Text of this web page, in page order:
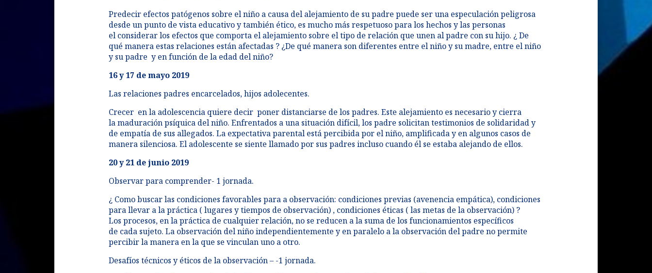
Predecir efectos patógenos sobre el niño a causa del alejamiento de su padre puede ser una especulación peligrosa
desde un punto de vista educativo y también ético, es mucho más respetuoso para los hechos y las personas
el considerar los efectos que comporta el alejamiento sobre el tipo de relación que unen al padre con su hijo. ¿ De
qué manera estas relaciones están afectadas ? ¿De qué manera son diferentes entre el niño y su madre, entre el niño
y su padre y en función de la edad del niño?​
16 y 17 de mayo 2019​
Las relaciones padres encarcelados, hijos adolecentes.
Crecer en la adolescencia quiere decir poner distanciarse de los padres. Este alejamiento es necesario y cierra
la maduración psíquica del niño. Enfrentados a una situación difícil, los padre solicitan testimonios de solidaridad y
de empatía de sus allegados. La expectativa parental está percibida por el niño, amplificada y en algunos casos de
manera silenciosa. El adolescente se siente llamado por sus padres incluso cuando él se estaba alejando de ellos.
20 y 21 de junio 2019
Observar para comprender- 1 jornada.
¿ Como buscar las condiciones favorables para a observación: condiciones previas (avenencia empática), condiciones
para llevar a la práctica ( lugares y tiempos de observación) , condiciones éticas ( las metas de la observación) ?
Los procesos, en la práctica de cualquier relación, no se reducen a la suma de los funcionamientos específicos
de cada sujeto. La observación del niño independientemente y en paralelo a la observación del padre no permite
percibir la manera en la que se vinculan uno a otro.
Desafíos técnicos y éticos de la observación – -1 jornada​.